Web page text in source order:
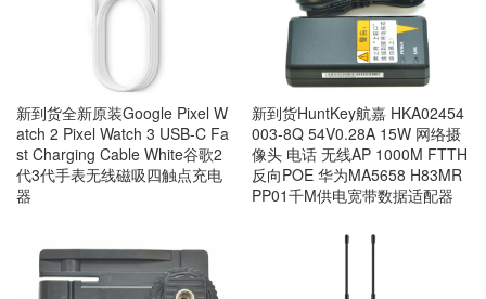
新到货全新原装Google Pixel W
atch 2 Pixel Watch 3 USB-C Fa
st Charging Cable White谷歌2
代3代手表无线磁吸四触点充电
器
新到货HuntKey航嘉 HKA02454
003-8Q 54V0.28A 15W 网络摄
像头 电话 无线AP 1000M FTTH
反向POE 华为MA5658 H83MR
PP01千M供电宽带数据适配器